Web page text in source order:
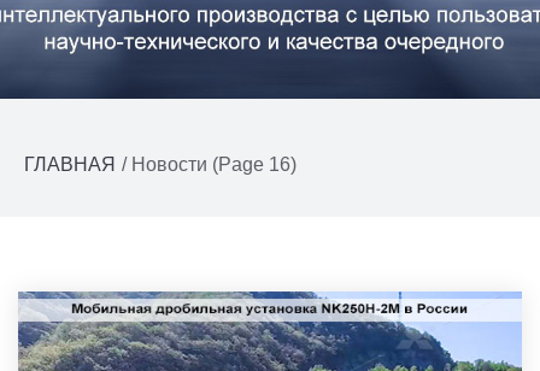
ГЛАВНАЯ / Новости (Page 16)